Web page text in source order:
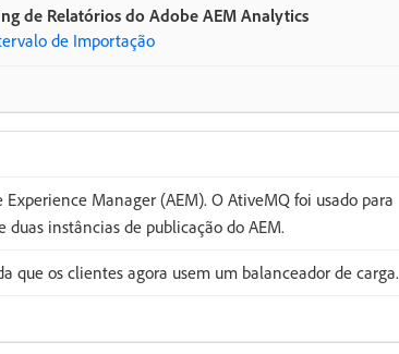
de Relatórios do Adobe AEM Analytics
de Importação
Manager (AEM). O AtiveMQ foi usado para
duas instâncias de publicação do AEM.
que os clientes agora usem um balanceador de carga.